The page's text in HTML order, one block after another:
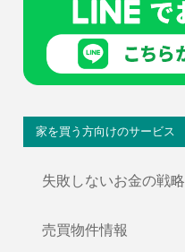
家を買う方向けのサービス
失敗しないお金の戦略
売買物件情報